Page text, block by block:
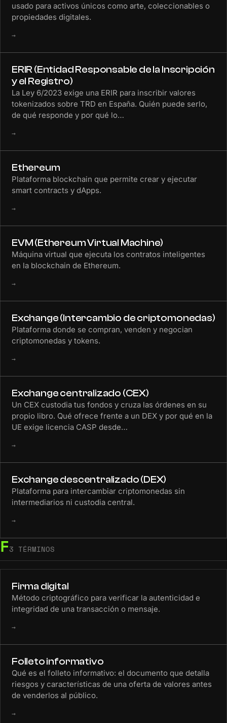
usado para activos únicos como arte, coleccionables o
propiedades digitales.
→
ERIR (Entidad Responsable de la Inscripción
y el Registro)
La Ley 6/2023 exige una ERIR para inscribir valores
tokenizados sobre TRD en España. Quién puede serlo,
de qué responde y por qué lo…
→
Ethereum
Plataforma blockchain que permite crear y ejecutar
smart contracts y dApps.
→
EVM (Ethereum Virtual Machine)
Máquina virtual que ejecuta los contratos inteligentes
en la blockchain de Ethereum.
→
Exchange (Intercambio de criptomonedas)
Plataforma donde se compran, venden y negocian
criptomonedas y tokens.
→
Exchange centralizado (CEX)
Un CEX custodia tus fondos y cruza las órdenes en su
propio libro. Qué ofrece frente a un DEX y por qué en la
UE exige licencia CASP desde…
→
Exchange descentralizado (DEX)
Plataforma para intercambiar criptomonedas sin
intermediarios ni custodia central.
→
F3 TÉRMINOS
Firma digital
Método criptográfico para verificar la autenticidad e
integridad de una transacción o mensaje.
→
Folleto informativo
Qué es el folleto informativo: el documento que detalla
riesgos y características de una oferta de valores antes
de venderlos al público.
→